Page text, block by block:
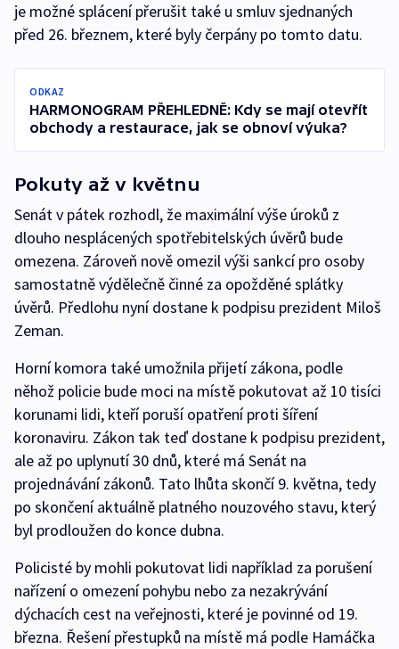
je možné splácení přerušit také u smluv sjednaných
před 26. březnem, které byly čerpány po tomto datu.
ODKAZ
HARMONOGRAM PŘEHLEDNĚ: Kdy se mají otevřít
obchody a restaurace, jak se obnoví výuka?
Pokuty až v květnu
Senát v pátek rozhodl, že maximální výše úroků z
dlouho nesplácených spotřebitelských úvěrů bude
omezena. Zároveň nově omezil výši sankcí pro osoby
samostatně výdělečně činné za opožděné splátky
úvěrů. Předlohu nyní dostane k podpisu prezident Miloš
Zeman.
Horní komora také umožnila přijetí zákona, podle
něhož policie bude moci na místě pokutovat až 10 tisíci
korunami lidi, kteří poruší opatření proti šíření
koronaviru. Zákon tak teď dostane k podpisu prezident,
ale až po uplynutí 30 dnů, které má Senát na
projednávání zákonů. Tato lhůta skončí 9. května, tedy
po skončení aktuálně platného nouzového stavu, který
byl prodloužen do konce dubna.
Policisté by mohli pokutovat lidi například za porušení
nařízení o omezení pohybu nebo za nezakrývání
dýchacích cest na veřejnosti, které je povinné od 19.
března. Řešení přestupků na místě má podle Hamáčka